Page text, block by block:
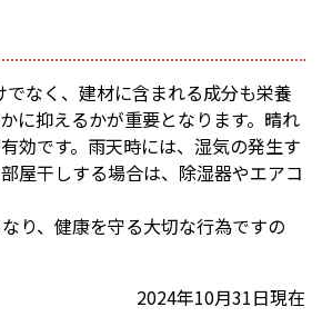
なく、建材に含まれる成分も栄養
に抑えるかが重要となります。晴れ
効です。雨天時には、湿気の発生す
屋干しする場合は、除湿器やエアコ
り、健康を守る大切な行為ですの
2024年10月31日現在